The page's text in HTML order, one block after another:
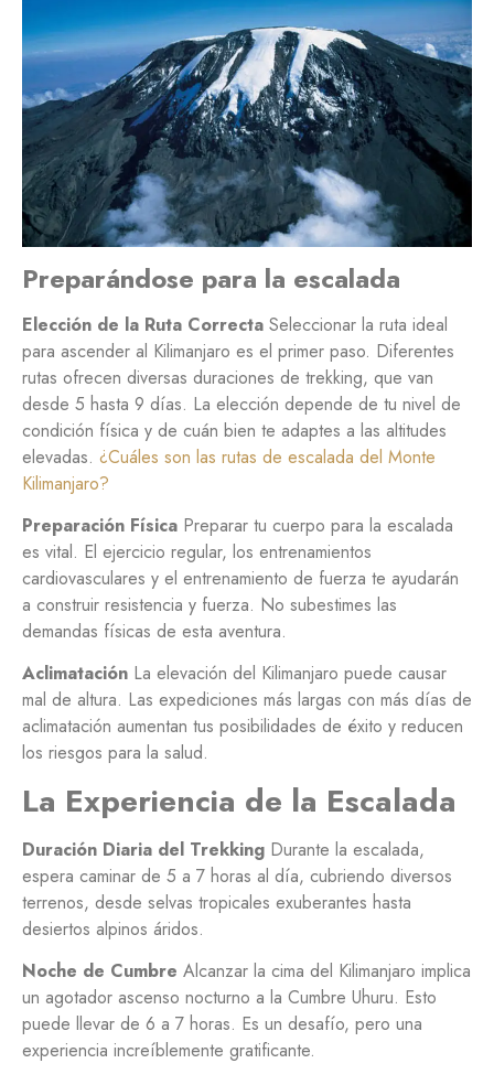
Preparándose para la escalada
Elección de la Ruta Correcta Seleccionar la ruta ideal
para ascender al Kilimanjaro es el primer paso. Diferentes
rutas ofrecen diversas duraciones de trekking, que van
desde 5 hasta 9 días. La elección depende de tu nivel de
condición física y de cuán bien te adaptes a las altitudes
elevadas. ¿Cuáles son las rutas de escalada del Monte
Kilimanjaro?
Preparación Física Preparar tu cuerpo para la escalada
es vital. El ejercicio regular, los entrenamientos
cardiovasculares y el entrenamiento de fuerza te ayudarán
a construir resistencia y fuerza. No subestimes las
demandas físicas de esta aventura.
Aclimatación La elevación del Kilimanjaro puede causar
mal de altura. Las expediciones más largas con más días de
aclimatación aumentan tus posibilidades de éxito y reducen
los riesgos para la salud.
La Experiencia de la Escalada
Duración Diaria del Trekking Durante la escalada,
espera caminar de 5 a 7 horas al día, cubriendo diversos
terrenos, desde selvas tropicales exuberantes hasta
desiertos alpinos áridos.
Noche de Cumbre Alcanzar la cima del Kilimanjaro implica
un agotador ascenso nocturno a la Cumbre Uhuru. Esto
puede llevar de 6 a 7 horas. Es un desafío, pero una
experiencia increíblemente gratificante.